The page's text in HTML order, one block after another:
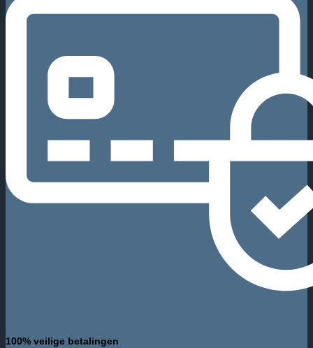
100% veilige betalingen